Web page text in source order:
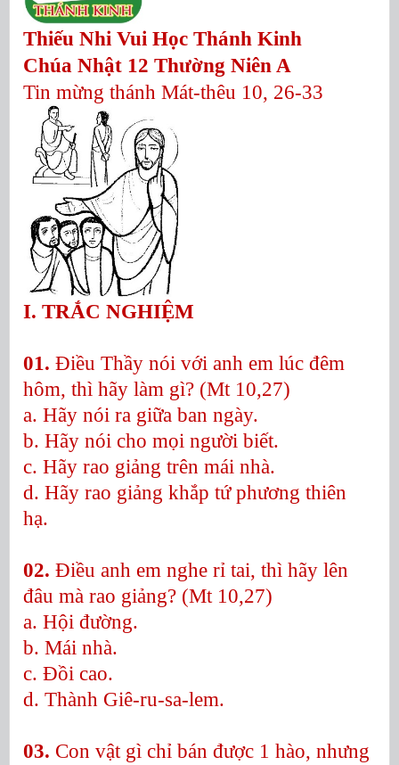
Thiếu Nhi Vui Học Thánh Kinh
Chúa Nhật 12 Thường Niên A
Tin mừng thánh Mát-thêu 10, 26-33
I. TRẮC NGHIỆM
01. Điều Thầy nói với anh em lúc đêm
hôm, thì hãy làm gì? (Mt 10,27)
a. Hãy nói ra giữa ban ngày.
b. Hãy nói cho mọi người biết.
c. Hãy rao giảng trên mái nhà.
d. Hãy rao giảng khắp tứ phương thiên
hạ.
02. Điều anh em nghe rỉ tai, thì hãy lên
đâu mà rao giảng? (Mt 10,27)
a. Hội đường.
b. Mái nhà.
c. Đồi cao.
d. Thành Giê-ru-sa-lem.
03. Con vật gì chỉ bán được 1 hào, nhưng